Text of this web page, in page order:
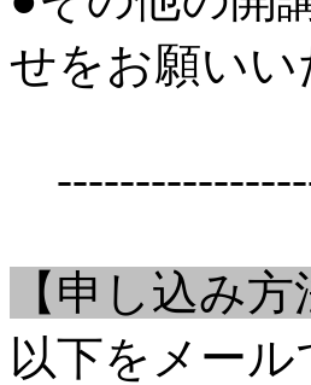
せをお願いい
【申し込み方
以下をメー